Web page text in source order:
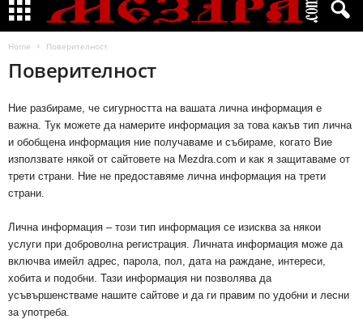
Home Поверителност
Поверителност
Ние разбираме, че сигурността на вашата лична информация е
важна. Тук можете да намерите информация за това какъв тип лична
и обобщена информация ние получаваме и събираме, когато Вие
използвате някой от сайтовете на Mezdra.com и как я защитаваме от
трети страни. Ние не предоставяме лична информация на трети
страни.
Лична информация – този тип информация се изисква за някои
услуги при доброволна регистрация. Личната информация може да
включва имейл адрес, парола, пол, дата на раждане, интереси,
хобита и подобни. Тази информация ни позволява да
усъвършенстваме нашите сайтове и да ги правим по удобни и лесни
за употреба.